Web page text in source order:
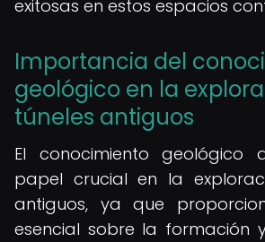
exitosas en estos espacios
Importancia del
geológico en la
túneles antiguos
El conocimiento geológico
papel crucial en la
antiguos, ya que
esencial sobre la formación